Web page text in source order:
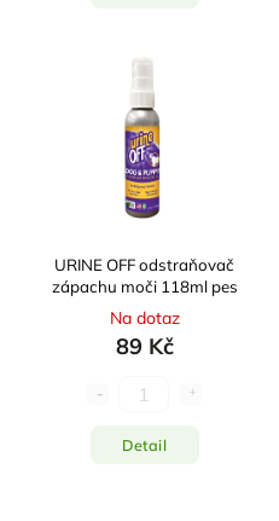
URINE OFF odstraňovač
zápachu moči 118ml pes
Na dotaz
89 Kč
Detail